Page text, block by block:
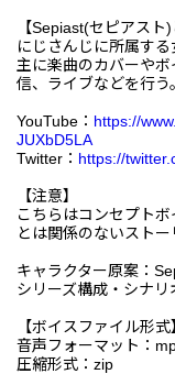
【Sepiast(セピアスト)
にじさんじに所属す
主に楽曲のカバーや
信、ライブなどを行う。
YouTube： https://
JUXbD5LA
Twitter： https://
【注意】
こちらはコンセプト
とは関係のないストー
キャラクター原案：
シリーズ構成・シナ
【ボイスファイル形式
音声フォーマット：
圧縮形式：zip